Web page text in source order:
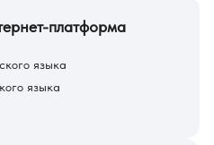
платформа
языка
языка